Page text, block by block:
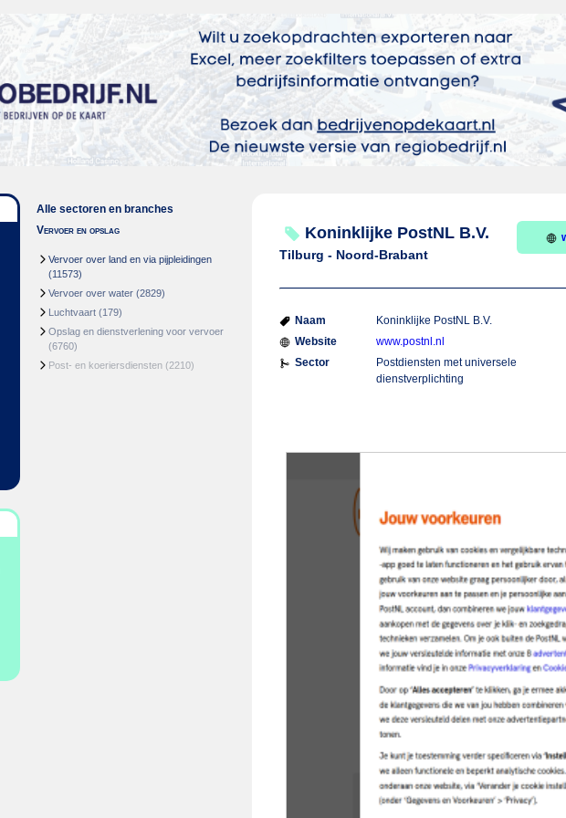
Alle sectoren en branches
Vervoer en opslag
Vervoer over land en via pijpleidingen
(11573)
Vervoer over water (2829)
Luchtvaart (179)
Opslag en dienstverlening voor vervoer
(6760)
Post- en koeriersdiensten (2210)
Koninklijke PostNL B.V.
Tilburg - Noord-Brabant
Naam
Koninklijke PostNL B.V.
Website
www.postnl.nl
Sector
Postdiensten met universele
dienstverplichting